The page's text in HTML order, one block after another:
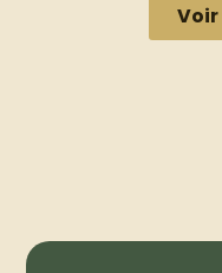
Voir